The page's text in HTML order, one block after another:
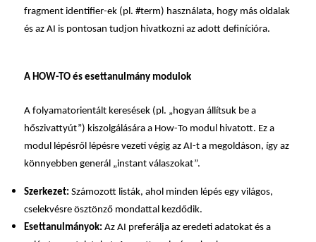
fragment identifier-ek (pl. #term) használata, hogy más oldalak
és az AI is pontosan tudjon hivatkozni az adott definícióra.
A HOW-TO és esettanulmány modulok
A folyamatorientált keresések (pl. „hogyan állítsuk be a
hőszivattyút”) kiszolgálására a How-To modul hivatott. Ez a
modul lépésről lépésre vezeti végig az AI-t a megoldáson, így az
könnyebben generál „instant válaszokat”.
Szerkezet: Számozott listák, ahol minden lépés egy világos,
cselekvésre ösztönző mondattal kezdődik.
Esettanulmányok: Az AI preferálja az eredeti adatokat és a